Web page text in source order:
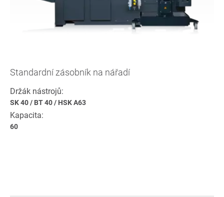
Standardní zásobník na nářadí
Držák nástrojů:
SK 40/ BT 40/ HSK A63
Kapacita:
60